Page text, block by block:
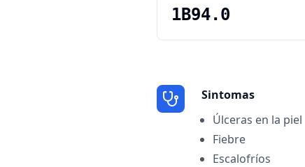
1B94.0
Sintomas
Úlceras en la piel
Fiebre
Escalofríos